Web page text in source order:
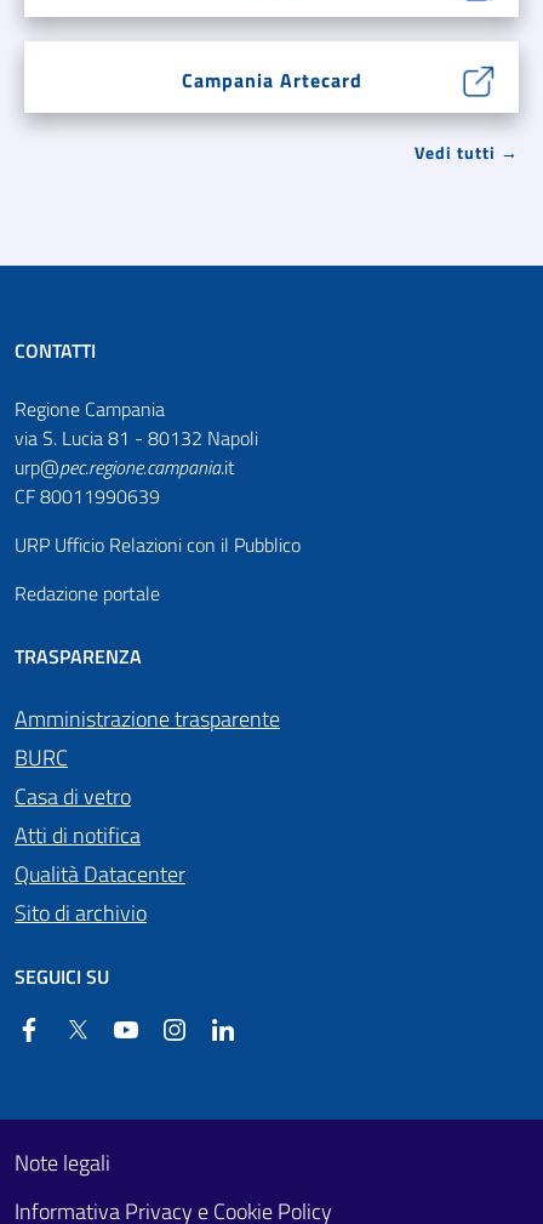
Campania Artecard
Vedi tutti →
CONTATTI
Regione Campania
via S. Lucia 81 - 80132 Napoli
urp@pec.regione.campania.it
CF 80011990639
URP Ufficio Relazioni con il Pubblico
Redazione portale
TRASPARENZA
Amministrazione trasparente
BURC
Casa di vetro
Atti di notifica
Qualità Datacenter
Sito di archivio
SEGUICI SU
FacebookTwitter YouTube Instagram
Footer First
Useful links section
Note legali
Informativa Privacy e Cookie Policy